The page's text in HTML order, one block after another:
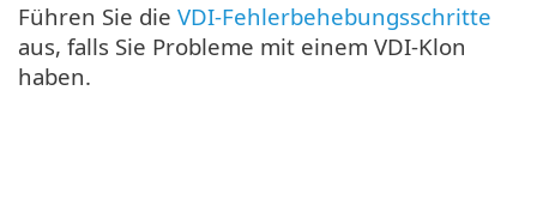
Führen Sie die VDI-Fehlerbehebungsschritte
aus, falls Sie Probleme mit einem VDI-Klon
haben.